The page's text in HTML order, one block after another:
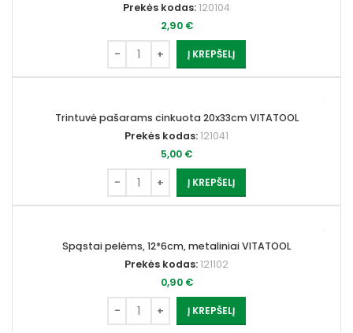
Prekės kodas:120104
2,90 €
Į KREPŠELĮ
Trintuvė pašarams cinkuota 20x33cm VITATOOL
Prekės kodas:121041
5,00 €
Į KREPŠELĮ
Spąstai pelėms, 12*6cm, metaliniai VITATOOL
Prekės kodas:121102
0,90 €
Į KREPŠELĮ